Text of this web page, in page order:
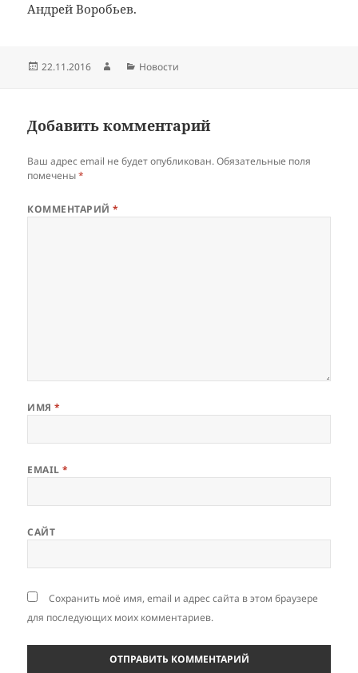
Андрей Воробьев.
Опубликовано
22.11.2016 АвторРубрики
Новости
Добавить комментарий
Ваш адрес email не будет опубликован. Обязательные поля
помечены*
КОММЕНТАРИЙ*
ИМЯ*
EMAIL*
САЙТ
Сохранить моё имя, email и адрес сайта в этом браузере
для последующих моих комментариев.